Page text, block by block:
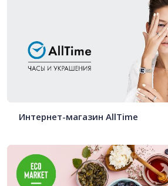
Интернет-магазин AllTime